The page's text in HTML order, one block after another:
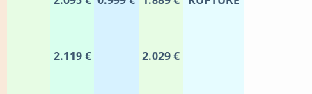
2.119 € 2.029 €